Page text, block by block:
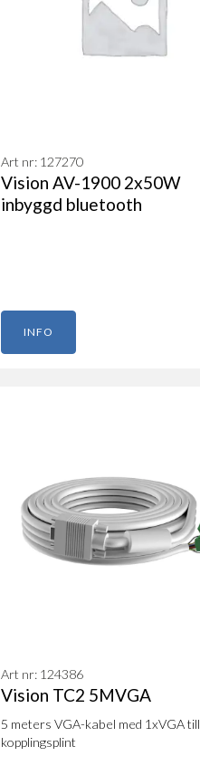
Art nr: 127270
Vision AV-1900 2x50W
inbyggd bluetooth
INFO
Art nr: 124386
Vision TC2 5MVGA
5 meters VGA-kabel med 1xVGA till
kopplingsplint